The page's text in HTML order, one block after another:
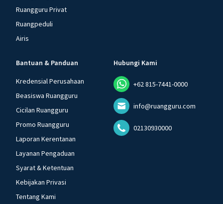
Ruangguru Privat
Ruangpeduli
Airis
Bantuan & Panduan
Kredensial Perusahaan
Beasiswa Ruangguru
Cicilan Ruangguru
Promo Ruangguru
Laporan Kerentanan
Layanan Pengaduan
Syarat & Ketentuan
Kebijakan Privasi
Tentang Kami
Hubungi Kami
+62 815-7441-0000
info@ruangguru.com
02130930000